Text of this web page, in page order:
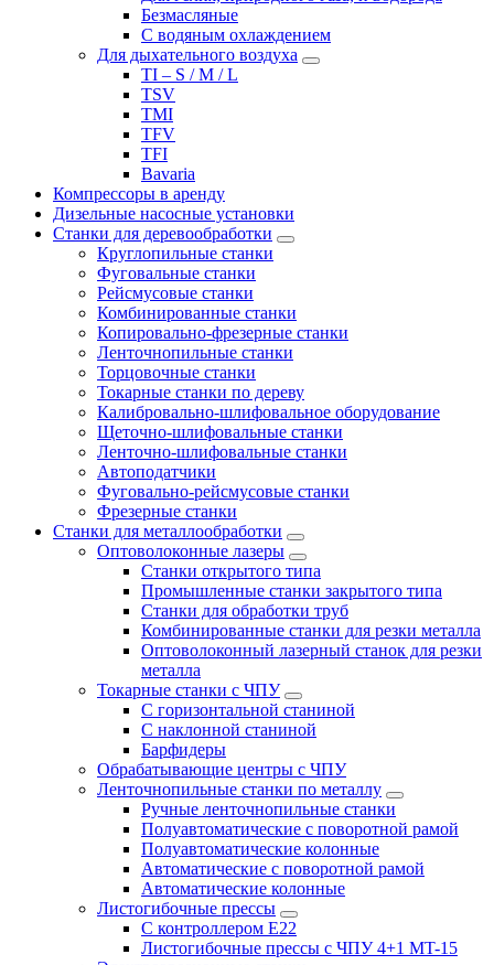
Безмасляные
С водяным охлаждением
Для дыхательного воздуха
TI – S / M / L
TSV
TMI
TFV
TFI
Bavaria
Компрессоры в аренду
Дизельные насосные установки
Станки для деревообработки
Круглопильные станки
Фуговальные станки
Рейсмусовые станки
Комбинированные станки
Копировально-фрезерные станки
Ленточнопильные станки
Торцовочные станки
Токарные станки по дереву
Калибровально-шлифовальное оборудование
Щеточно-шлифовальные станки
Ленточно-шлифовальные станки
Автоподатчики
Фуговально-рейсмусовые станки
Фрезерные станки
Станки для металлообработки
Оптоволоконные лазеры
Станки открытого типа
Промышленные станки закрытого типа
Станки для обработки труб
Комбинированные станки для резки металла
Оптоволоконный лазерный станок для резки
металла
Токарные станки с ЧПУ
С горизонтальной станиной
С наклонной станиной
Барфидеры
Обрабатывающие центры с ЧПУ
Ленточнопильные станки по металлу
Ручные ленточнопильные станки
Полуавтоматические с поворотной рамой
Полуавтоматические колонные
Автоматические с поворотной рамой
Автоматические колонные
Листогибочные прессы
С контроллером E22
Листогибочные прессы с ЧПУ 4+1 MT-15